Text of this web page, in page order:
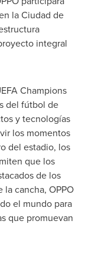
la Ciudad de
integral
Champions
del fútbol de
y tecnologías
los momentos
del estadio, los
que los
de los
cancha, OPPO
el mundo para
que promuevan